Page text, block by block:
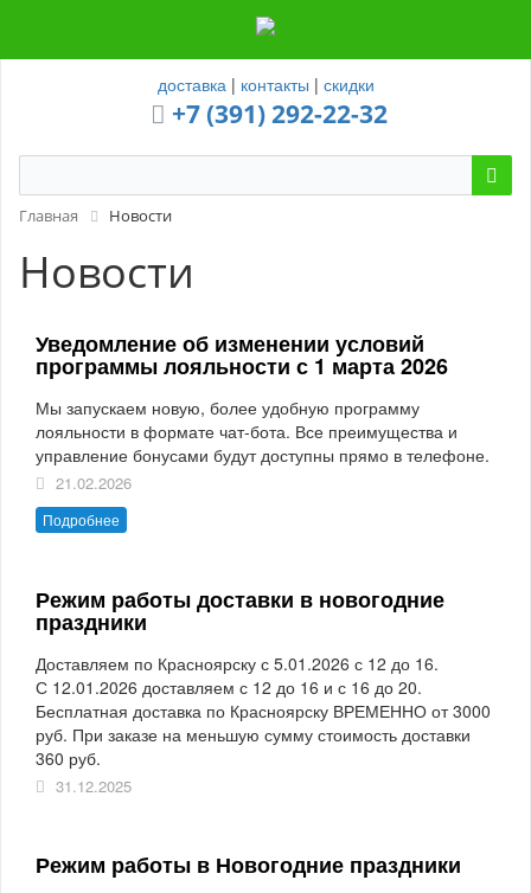
доставка| контакты | скидки
+7 (391) 292-22-32
Главная Новости
Новости
Уведомление об изменении условий
программы лояльности с 1 марта 2026
Мы запускаем новую, более удобную программу
лояльности в формате чат‑бота. Все преимущества и
управление бонусами будут доступны прямо в телефоне.
21.02.2026
Подробнее
Режим работы доставки в новогодние
праздники
Доставляем по Красноярску с 5.01.2026 с 12 до 16.
С 12.01.2026 доставляем с 12 до 16 и с 16 до 20.
Бесплатная доставка по Красноярску ВРЕМЕННО от 3000
руб. При заказе на меньшую сумму стоимость доставки
360 руб.
31.12.2025
Режим работы в Новогодние праздники